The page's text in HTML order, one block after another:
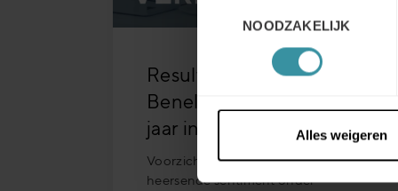
Toestemmingsselectie
NOODZAKELIJK
Alles weigeren
Resultaten Quick Survey
Benelux 2025 – Een nieuw
jaar in onrustige tijden
Voorzichtig optimistisch. Dat is het
heersende sentiment onder